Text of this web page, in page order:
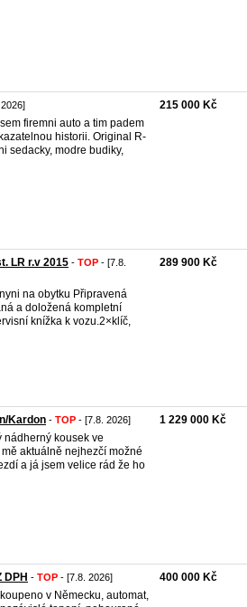
firemni auto a tim padem
historii. Original R-
sedacky, modre budiky,
215 000 Kč
LR r.v 2015 - TOP - [7.8.
na obytku Připravená
a doložená kompletní
knížka k vozu.2×klíč,
289 900 Kč
Kardon - TOP - [7.8. 2026]
nádherný kousek ve
aktuálně nejhezčí možné
a já jsem velice rád že ho
1 229 000 Kč
DPH - TOP - [7.8. 2026]
v Německu, automat,
400 000 Kč